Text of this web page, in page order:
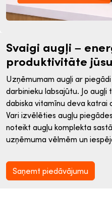
Svaigi augļi –
produktivitāte
Uzņēmumam augļi ar
darbinieku labsajūtu. Jo augļi
dabiska vitamīnu deva katrai
Vari izvēlēties augļu
noteikt augļu komplekta
uzņēmuma vēlmēm un
Saņemt piedāvājumu